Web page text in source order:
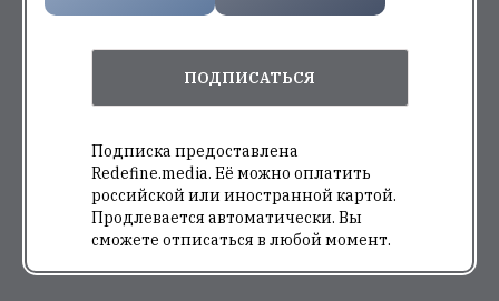
ПОДПИСАТЬСЯ
Подписка предоставлена
Redefine.media. Её можно оплатить
российской или иностранной картой.
Продлевается автоматически. Вы
сможете отписаться в любой момент.